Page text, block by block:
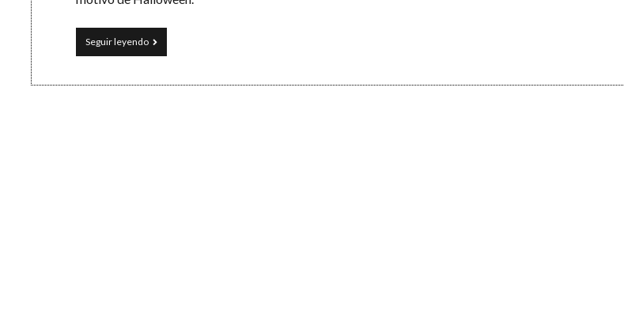
Seguir leyendoProblemas
con
TIC